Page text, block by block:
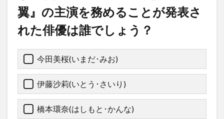
翼』の主演を務めることが発表さ
れた俳優は誰でしょう？
今田美桜(いまだ･みお)
伊藤沙莉(いとう･さいり)
橋本環奈(はしもと･かんな)